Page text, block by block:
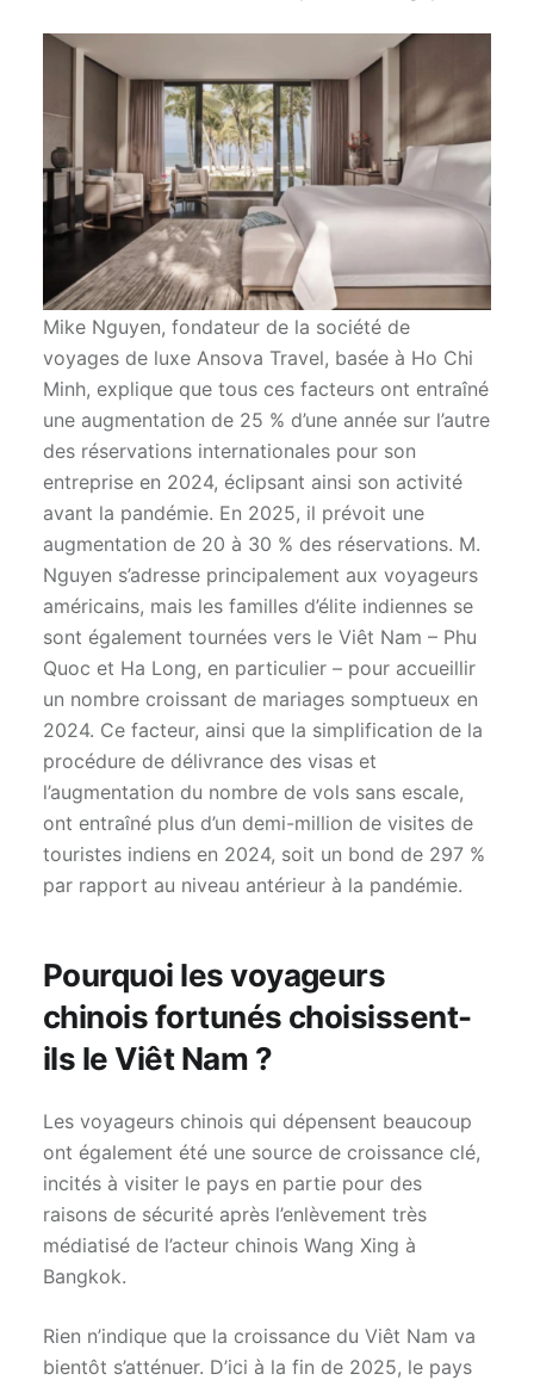
Mike Nguyen, fondateur de la société de
voyages de luxe Ansova Travel, basée à Ho Chi
Minh, explique que tous ces facteurs ont entraîné
une augmentation de 25 % d’une année sur l’autre
des réservations internationales pour son
entreprise en 2024, éclipsant ainsi son activité
avant la pandémie. En 2025, il prévoit une
augmentation de 20 à 30 % des réservations. M.
Nguyen s’adresse principalement aux voyageurs
américains, mais les familles d’élite indiennes se
sont également tournées vers le Viêt Nam – Phu
Quoc et Ha Long, en particulier – pour accueillir
un nombre croissant de mariages somptueux en
2024. Ce facteur, ainsi que la simplification de la
procédure de délivrance des visas et
l’augmentation du nombre de vols sans escale,
ont entraîné plus d’un demi-million de visites de
touristes indiens en 2024, soit un bond de 297 %
par rapport au niveau antérieur à la pandémie.
Pourquoi les voyageurs
chinois fortunés choisissent-
ils le Viêt Nam ?
Les voyageurs chinois qui dépensent beaucoup
ont également été une source de croissance clé,
incités à visiter le pays en partie pour des
raisons de sécurité après l’enlèvement très
médiatisé de l’acteur chinois Wang Xing à
Bangkok.
Rien n’indique que la croissance du Viêt Nam va
bientôt s’atténuer. D’ici à la fin de 2025, le pays